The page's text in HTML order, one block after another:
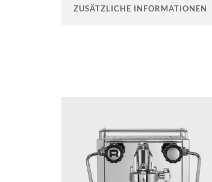
ZUSÄTZLICHE INFORMATIONEN